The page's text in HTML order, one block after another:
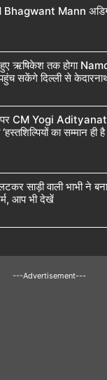
Bhagwant Mann
ऋषिकेश तक होगा
सकेंगे दिल्ली से
पर CM Yogi
का सम्मान ही
साड़ी वाली भाभी ने
आप भी देखें
---Advertisement---